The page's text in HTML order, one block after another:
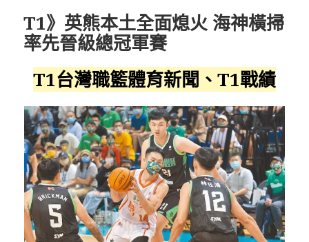
T1》英熊本土全面熄火 海神橫掃
率先晉級總冠軍賽
T1台灣職籃體育新聞、T1戰績